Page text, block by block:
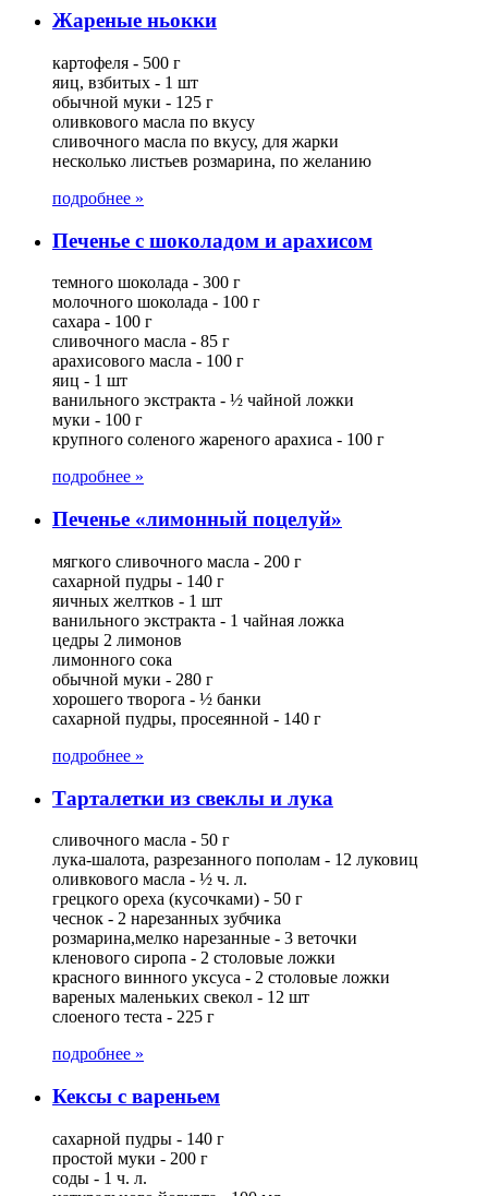
Жареные ньокки
картофеля - 500 г
яиц, взбитых - 1 шт
обычной муки - 125 г
оливкового масла по вкусу
сливочного масла по вкусу, для жарки
несколько листьев розмарина, по желанию
подробнее »
Печенье с шоколадом и арахисом
темного шоколада - 300 г
молочного шоколада - 100 г
сахара - 100 г
сливочного масла - 85 г
арахисового масла - 100 г
яиц - 1 шт
ванильного экстракта - ½ чайной ложки
муки - 100 г
крупного соленого жареного арахиса - 100 г
подробнее »
Печенье «лимонный поцелуй»
мягкого сливочного масла - 200 г
сахарной пудры - 140 г
яичных желтков - 1 шт
ванильного экстракта - 1 чайная ложка
цедры 2 лимонов
лимонного сока
обычной муки - 280 г
хорошего творога - ½ банки
сахарной пудры, просеянной - 140 г
подробнее »
Тарталетки из свеклы и лука
сливочного масла - 50 г
лука-шалота, разрезанного пополам - 12 луковиц
оливкового масла - ½ ч. л.
грецкого ореха (кусочками) - 50 г
чеснок - 2 нарезанных зубчика
розмарина,мелко нарезанные - 3 веточки
кленового сиропа - 2 столовые ложки
красного винного уксуса - 2 столовые ложки
вареных маленьких свекол - 12 шт
слоеного теста - 225 г
подробнее »
Кексы с вареньем
сахарной пудры - 140 г
простой муки - 200 г
соды - 1 ч. л.